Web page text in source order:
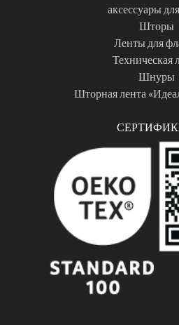
аксессуары
Шторы
Ленты для
Техническая
Шнуры
Шторная лента